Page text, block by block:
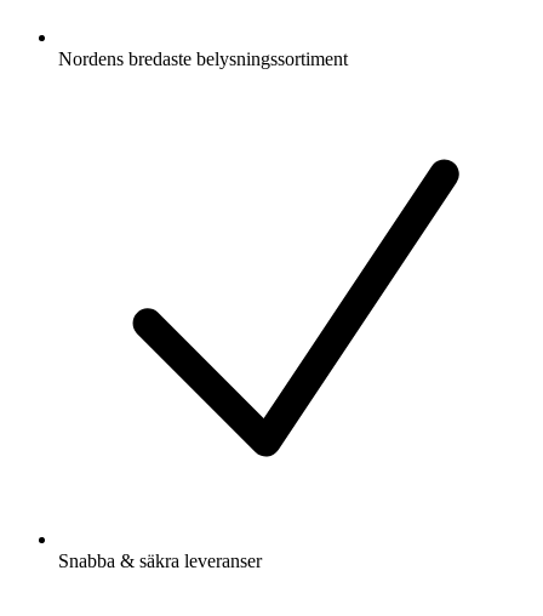
Nordens bredaste belysningssortiment
Snabba & säkra leveranser